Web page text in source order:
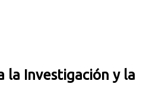
la Investigación y la